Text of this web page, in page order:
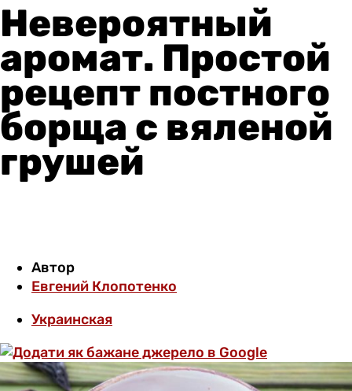
Невероятный
аромат. Простой
рецепт постного
борща с вяленой
грушей
Автор
Евгений Клопотенко
Украинская